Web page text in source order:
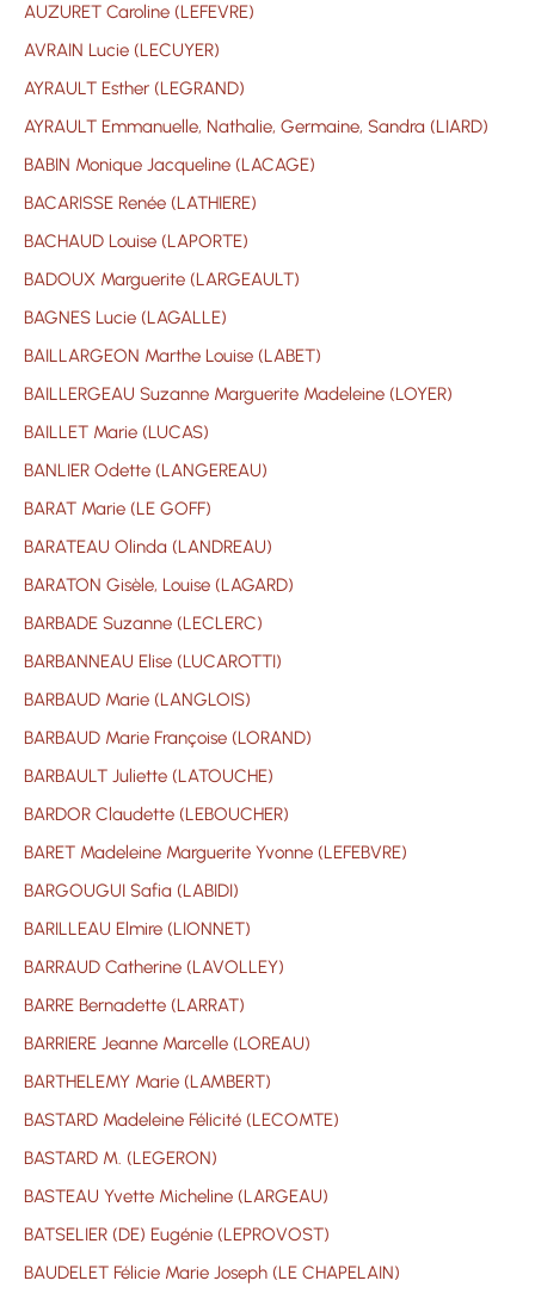
AUZURET Caroline (LEFEVRE)
AVRAIN Lucie (LECUYER)
AYRAULT Esther (LEGRAND)
AYRAULT Emmanuelle, Nathalie, Germaine, Sandra (LIARD)
BABIN Monique Jacqueline (LACAGE)
BACARISSE Renée (LATHIERE)
BACHAUD Louise (LAPORTE)
BADOUX Marguerite (LARGEAULT)
BAGNES Lucie (LAGALLE)
BAILLARGEON Marthe Louise (LABET)
BAILLERGEAU Suzanne Marguerite Madeleine (LOYER)
BAILLET Marie (LUCAS)
BANLIER Odette (LANGEREAU)
BARAT Marie (LE GOFF)
BARATEAU Olinda (LANDREAU)
BARATON Gisèle, Louise (LAGARD)
BARBADE Suzanne (LECLERC)
BARBANNEAU Elise (LUCAROTTI)
BARBAUD Marie (LANGLOIS)
BARBAUD Marie Françoise (LORAND)
BARBAULT Juliette (LATOUCHE)
BARDOR Claudette (LEBOUCHER)
BARET Madeleine Marguerite Yvonne (LEFEBVRE)
BARGOUGUI Safia (LABIDI)
BARILLEAU Elmire (LIONNET)
BARRAUD Catherine (LAVOLLEY)
BARRE Bernadette (LARRAT)
BARRIERE Jeanne Marcelle (LOREAU)
BARTHELEMY Marie (LAMBERT)
BASTARD Madeleine Félicité (LECOMTE)
BASTARD M. (LEGERON)
BASTEAU Yvette Micheline (LARGEAU)
BATSELIER (DE) Eugénie (LEPROVOST)
BAUDELET Félicie Marie Joseph (LE CHAPELAIN)